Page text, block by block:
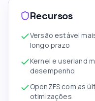
Recursos
Versão estável
longo prazo
Kernel e userland
desempenho
OpenZFS com as
otimizações